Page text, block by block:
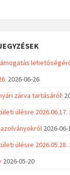
2026-06-26
zárva tartásáról!
ülésre 2026.06.17.
2026-06-
ülésre 2026.05.28.
2026-05-20